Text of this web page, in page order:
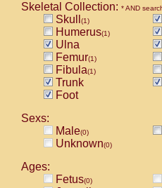
Skeletal Collection: * AND
Skull (1)
Humerus(1)
Ulna
Femur(1)
Fibula(1)
Trunk
Foot
Sexs:
Male(0)
Unknown(0)
Ages:
Fetus(0)